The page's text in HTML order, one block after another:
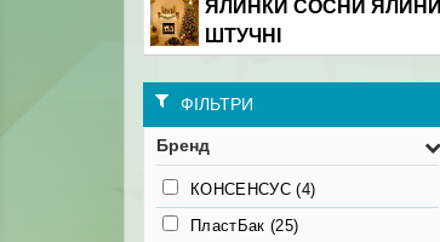
ЯЛИНКИ СОСНИ ЯЛИНИ
ШТУЧНІ
ФІЛЬТРИ
Бренд
КОНСЕНСУС(4)
ПластБак (25)